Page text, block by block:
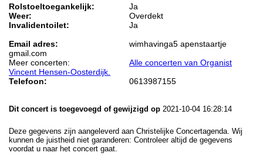
Rolstoeltoegankelijk:
Ja
Weer:
Overdekt
Invalidentoilet:
Ja
Email adres:
wimhavinga5 apenstaartje
gmail.com
Meer concerten:
Alle concerten van Organist
Vincent Hensen-Oosterdijk.
Telefoon:
0613987155
Dit concert is toegevoegd of gewijzigd op 2021-10-04 16:28:14
Deze gegevens zijn aangeleverd aan Christelijke Concertagenda. Wij
kunnen de juistheid niet garanderen: Controleer altijd de gegevens
voordat u naar het concert gaat.